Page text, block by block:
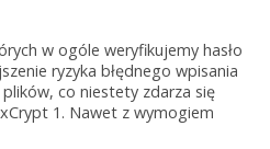
w ogóle weryfikujemy hasło
ryzyka błędnego wpisania
co niestety zdarza się
1. Nawet z wymogiem